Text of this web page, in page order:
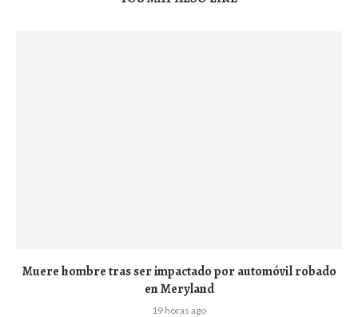
Muere hombre tras ser impactado por automóvil robado
en Meryland
19 horas ago